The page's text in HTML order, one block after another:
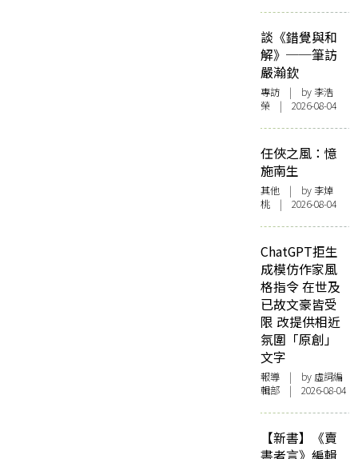
談《錯覺與和
解》──筆訪
嚴瀚欽
專訪 | by 李浩
榮 | 2026-08-04
任俠之風：憶
施南生
其他 | by 李焯
桃 | 2026-08-04
ChatGPT拒生
成模仿作家風
格指令 在世及
已故文豪皆受
限 改提供相近
氛圍「原創」
文字
報導 | by 虛詞編
輯部 | 2026-08-04
【新書】《賣